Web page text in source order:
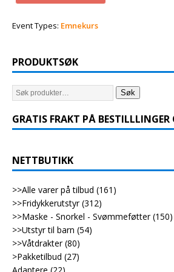
Event Types: Emnekurs
PRODUKTSØK
Søk
GRATIS FRAKT PÅ BESTILLLINGER
NETTBUTIKK
>>Alle varer på tilbud (161)
>>Fridykkerutstyr (312)
>>Maske - Snorkel - Svømmeføtter (150)
>>Utstyr til barn (54)
>>Våtdrakter (80)
>Pakketilbud (27)